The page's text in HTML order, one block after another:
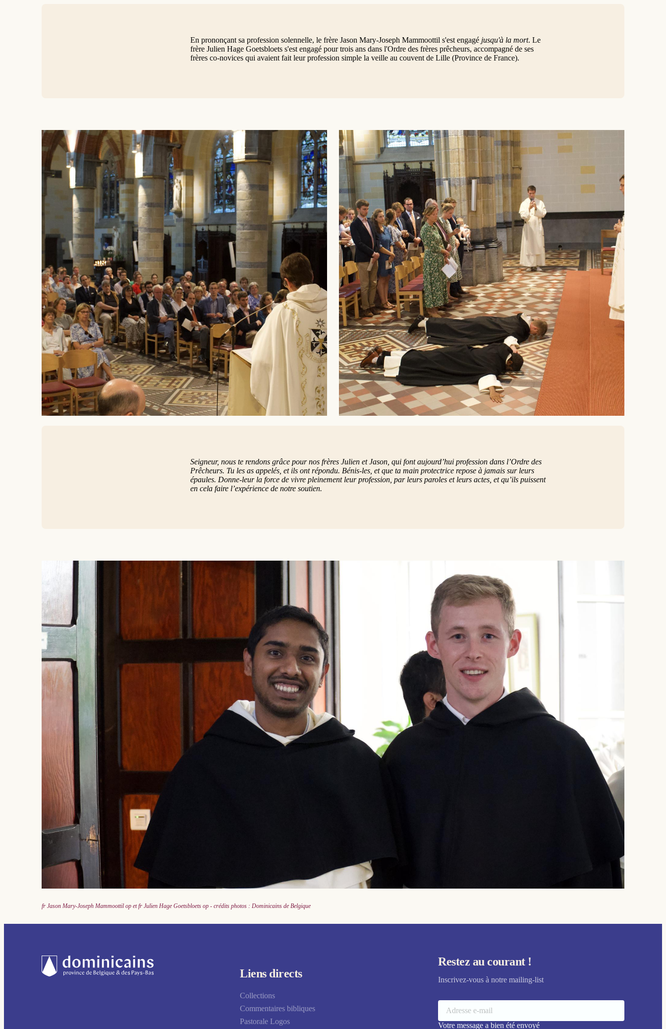
En prononçant sa profession solennelle, le frère Jason Mary-Joseph Mammoottil s'est engagé jusqu'à la mort. Le
frère Julien Hage Goetsbloets s'est engagé pour trois ans dans l'Ordre des frères prêcheurs, accompagné de ses
frères co-novices qui avaient fait leur profession simple la veille au couvent de Lille (Province de France).
Seigneur, nous te rendons grâce pour nos frères Julien et Jason, qui font aujourd’hui profession dans l’Ordre des
Prêcheurs. Tu les as appelés, et ils ont répondu. Bénis-les, et que ta main protectrice repose à jamais sur leurs
épaules. Donne-leur la force de vivre pleinement leur profession, par leurs paroles et leurs actes, et qu’ils puissent
en cela faire l’expérience de notre soutien.
fr Jason Mary-Joseph Mammoottil op et fr Julien Hage Goetsbloets op - crédits photos : Dominicains de Belgique
Liens directs
Collections
Commentaires bibliques
Pastorale Logos
Restez au courant !
Inscrivez-vous à notre mailing-list
Votre message a bien été envoyé